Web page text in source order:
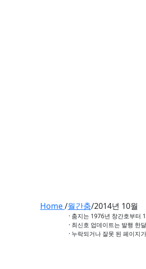
Home/월간춤/2014년 10월
· 춤지는 1976년 창간호부터
· 최신호 업데이트는 발행 한
· 누락되거나 잘못 된 페이지